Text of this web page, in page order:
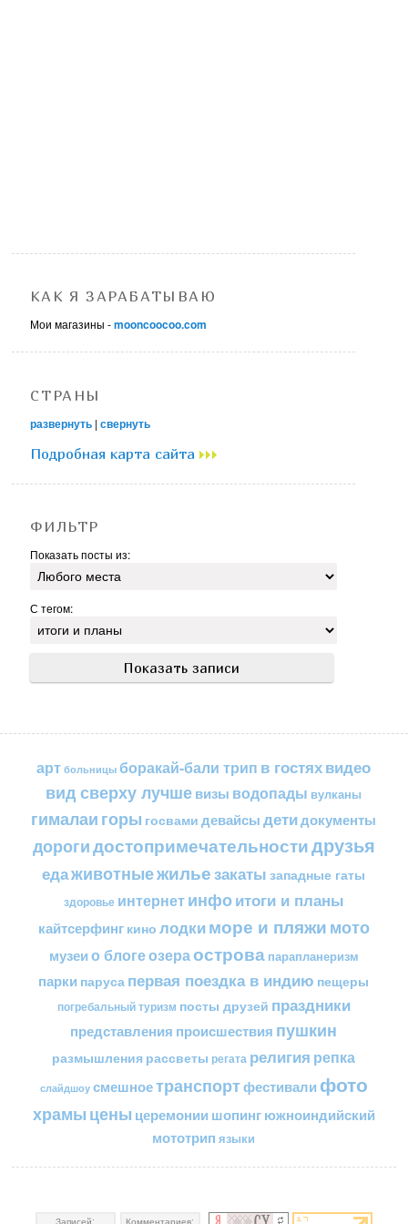
КАК Я ЗАРАБАТЫВАЮ
Мои магазины -mooncoocoo.com
СТРАНЫ
развернуть |свернуть
Подробная карта сайта
ФИЛЬТР
Показать посты из:
С тегом:
арт больницы боракай-бали трип в гостяхвидео
вид сверху лучшевизы водопады вулканы
гималаи горы госвами девайсы детидокументы
дорогидостопримечательностидрузья
едаживотныежильезакаты западные гаты
здоровье интернетинфоитоги и планы
кайтсерфинг кино лодкиморе и пляжимото
музеи о блогеозераострова парапланеризм
парки паруса первая поездка в индию пещеры
погребальный туризм посты друзей праздники
представления происшествия пушкин
размышления рассветы регата религия репка
слайдшоу смешноетранспортфестивали фото
храмы цены церемонии шопингюжноиндийский
мототрип языки
Записей: Комментариев: